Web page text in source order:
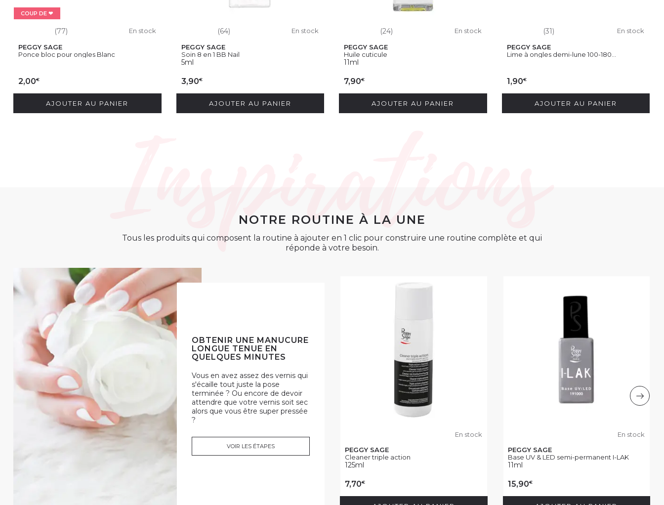
COUP DE ❤
(77) En stock
PEGGY SAGE
Ponce bloc pour ongles Blanc
2,00€
AJOUTER AU PANIER
(64) En stock
PEGGY SAGE
Soin 8 en 1 BB Nail
5ml
3,90€
AJOUTER AU PANIER
(24) En stock
PEGGY SAGE
Huile cuticule
11ml
7,90€
AJOUTER AU PANIER
(31) En stock
PEGGY SAGE
Lime à ongles demi-lune 100-180...
1,90€
AJOUTER AU PANIER
NOTRE ROUTINE À LA UNE
Tous les produits qui composent la routine à ajouter en 1 clic pour construire une routine complète et qui
réponde à votre besoin.
OBTENIR UNE MANUCURE
LONGUE TENUE EN
QUELQUES MINUTES
Vous en avez assez des vernis qui
s'écaille tout juste la pose
terminée ? Ou encore de devoir
attendre que votre vernis soit sec
alors que vous être super pressée
?
VOIR LES ÉTAPES
En stock
PEGGY SAGE
Cleaner triple action
125ml
7,70€
En stock
PEGGY SAGE
Base UV & LED semi-permanent I-LAK
11ml
15,90€